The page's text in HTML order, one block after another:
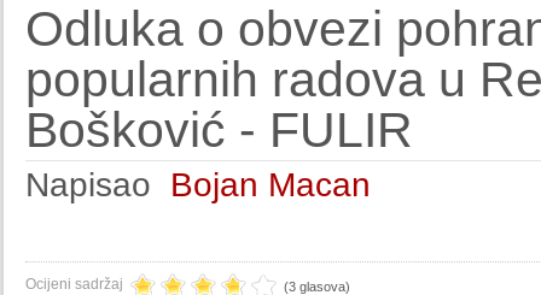
Odluka o obvezi
popularnih radova u
Bošković - FULIR
Napisao Bojan Macan
Ocijeni sadržaj (3 glasova)